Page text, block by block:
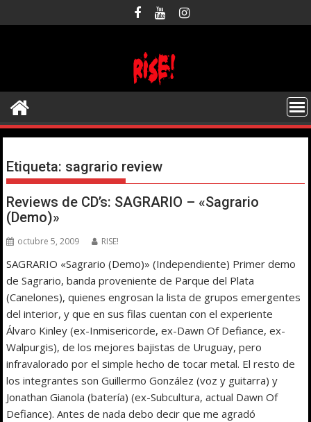
al
Etiqueta: sagrario review
Reviews de CD’s: SAGRARIO – «Sagrario
(Demo)»
octubre 5, 2009 RISE!
SAGRARIO «Sagrario (Demo)» (Independiente) Primer demo
de Sagrario, banda proveniente de Parque del Plata
(Canelones), quienes engrosan la lista de grupos emergentes
del interior, y que en sus filas cuentan con el experiente
Álvaro Kinley (ex-Inmisericorde, ex-Dawn Of Defiance, ex-
Walpurgis), de los mejores bajistas de Uruguay, pero
infravalorado por el simple hecho de tocar metal. El resto de
los integrantes son Guillermo González (voz y guitarra) y
Jonathan Gianola (batería) (ex-Subcultura, actual Dawn Of
Defiance). Antes de nada debo decir que me agradó